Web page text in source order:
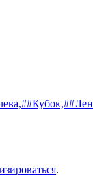
##Кубок,
.